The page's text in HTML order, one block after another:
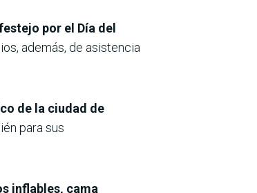
por el Día del
además, de asistencia
de la ciudad de
para sus
inflables, cama